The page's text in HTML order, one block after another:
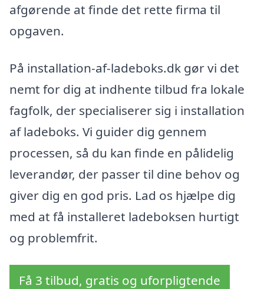
afgørende at finde det rette firma til
opgaven.
På installation-af-ladeboks.dk gør vi det
nemt for dig at indhente tilbud fra lokale
fagfolk, der specialiserer sig i installation
af ladeboks. Vi guider dig gennem
processen, så du kan finde en pålidelig
leverandør, der passer til dine behov og
giver dig en god pris. Lad os hjælpe dig
med at få installeret ladeboksen hurtigt
og problemfrit.
Få 3 tilbud, gratis og uforpligtende